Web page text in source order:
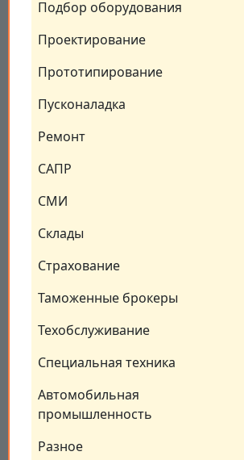
Подбор оборудования
Проектирование
Прототипирование
Пусконаладка
Ремонт
САПР
СМИ
Склады
Страхование
Таможенные брокеры
Техобслуживание
Специальная техника
Автомобильная
промышленность
Разное